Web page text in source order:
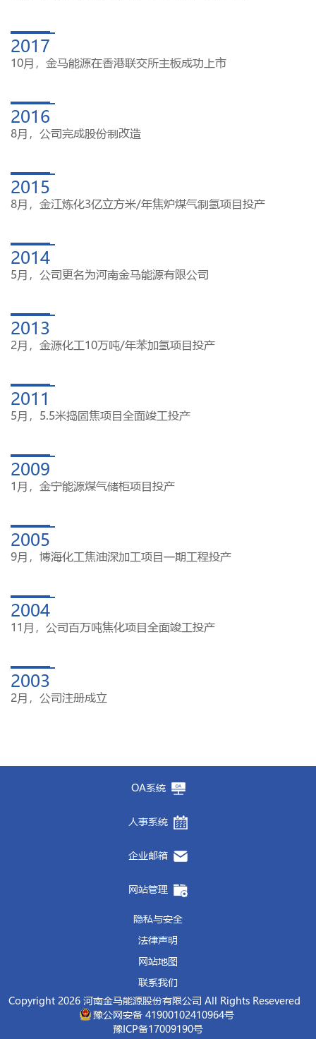
2017
10月，金马能源在香港联交所主板成功上市
2016
8月，公司完成股份制改造
2015
8月，金江炼化3亿立方米/年焦炉煤气制氢项目投产
2014
5月，公司更名为河南金马能源有限公司
2013
2月，金源化工10万吨/年苯加氢项目投产
2011
5月，5.5米捣固焦项目全面竣工投产
2009
1月，金宁能源煤气储柜项目投产
2005
9月，博海化工焦油深加工项目一期工程投产
2004
11月，公司百万吨焦化项目全面竣工投产
2003
2月，公司注册成立
OA系统
人事系统
企业邮箱
网站管理
隐私与安全
法律声明
网站地图
联系我们
Copyright 2026 河南金马能源股份有限公司 All Rights Resevered
豫公网安备 41900102410964号
豫ICP备17009190号